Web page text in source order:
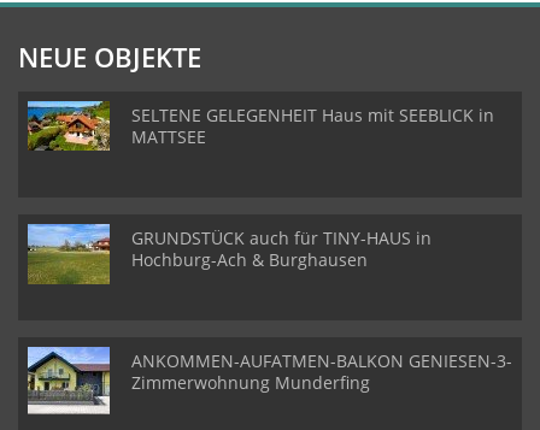
NEUE OBJEKTE
SELTENE GELEGENHEIT Haus mit SEEBLICK in
MATTSEE
GRUNDSTÜCK auch für TINY-HAUS in
Hochburg-Ach & Burghausen
ANKOMMEN-AUFATMEN-BALKON GENIESEN-3-
Zimmerwohnung Munderfing